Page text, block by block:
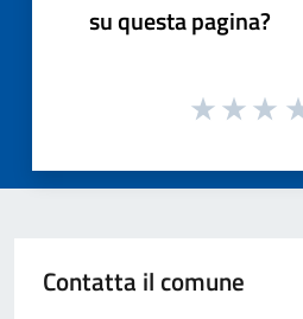
su questa pagina?
Contatta il comune